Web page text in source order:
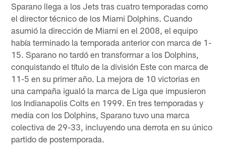
Sparano llega a los Jets tras cuatro temporadas como
el director técnico de los Miami Dolphins. Cuando
asumió la dirección de Miami en el 2008, el equipo
había terminado la temporada anterior con marca de 1-
15. Sparano no tardó en transformar a los Dolphins,
conquistando el título de la división Este con marca de
11-5 en su primer año. La mejora de 10 victorias en
una campaña igualó la marca de Liga que impusieron
los Indianapolis Colts en 1999. En tres temporadas y
media con los Dolphins, Sparano tuvo una marca
colectiva de 29-33, incluyendo una derrota en su único
partido de postemporada.